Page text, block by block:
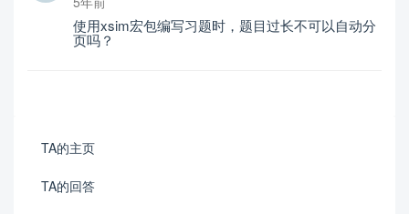
使用xsim宏包编写习题时，题目过长不可以自动分
页吗？
TA的主页
TA的回答